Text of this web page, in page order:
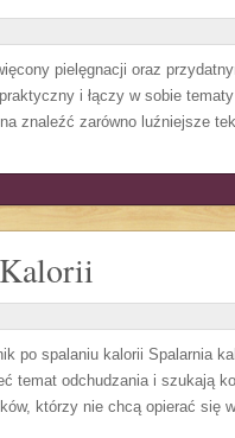
pielęgnacji oraz
i łączy w sobie
znaleźć zarówno luźniejsze
po spalaniu kalorii Spalarnia
temat odchudzania i szukają
którzy nie chcą opierać się